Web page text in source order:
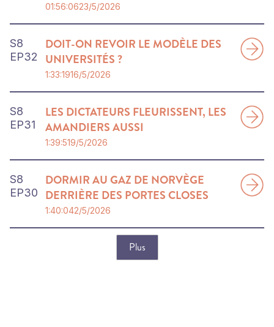
01:56:0623/5/2026
S8
EP32
DOIT-ON REVOIR LE MODÈLE DES
UNIVERSITÉS ?
1:33:1916/5/2026
S8
EP31
LES DICTATEURS FLEURISSENT, LES
AMANDIERS AUSSI
1:39:519/5/2026
S8
EP30
DORMIR AU GAZ DE NORVÈGE
DERRIÈRE DES PORTES CLOSES
1:40:042/5/2026
Plus